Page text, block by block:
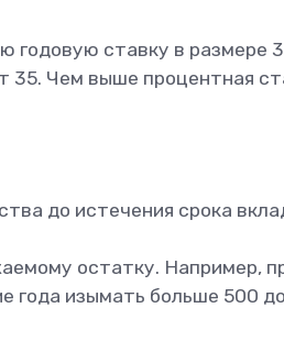
годовую ставку в размере
35. Чем выше процентная
до истечения срока
остатку. Например,
года изымать больше 500